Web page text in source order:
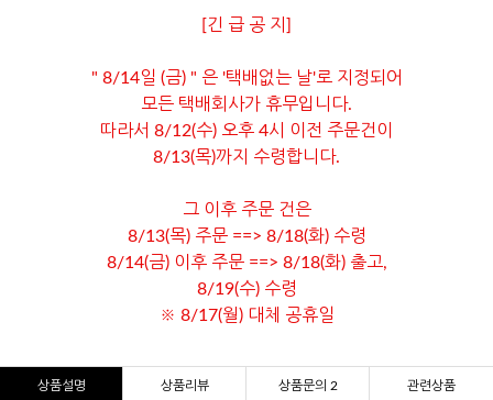
[긴 급 공 지]
" 8/14일 (금) " 은 '택배없는 날'로 지정되어
모든 택배회사가 휴무입니다.
따라서 8/12(수) 오후 4시 이전 주문건이
8/13(목)까지 수령합니다.
그 이후 주문 건은
8/13(목) 주문 ==> 8/18(화) 수령
8/14(금) 이후 주문 ==> 8/18(화) 출고,
8/19(수) 수령
※ 8/17(월) 대체 공휴일
상품설명 상품리뷰 상품문의 2 관련상품